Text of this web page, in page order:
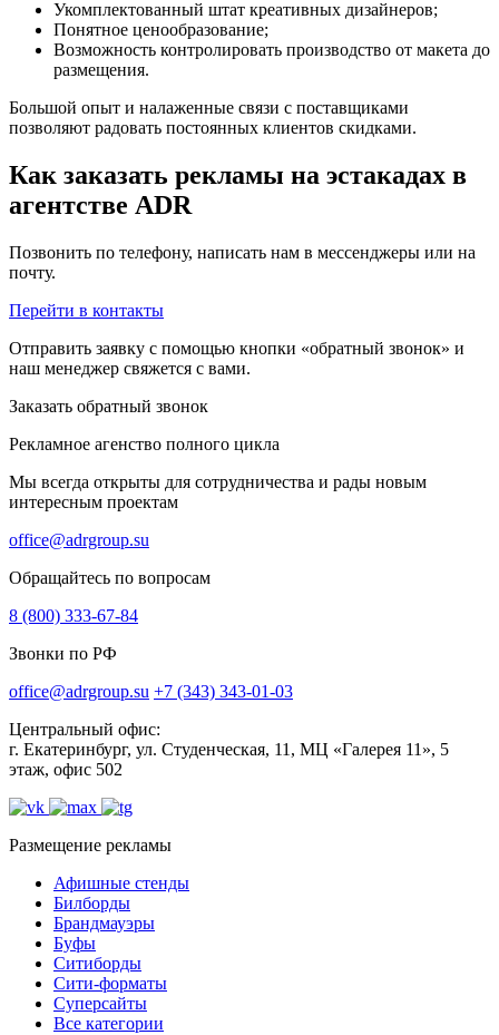
Укомплектованный штат креативных дизайнеров;
Понятное ценообразование;
Возможность контролировать производство от макета до
размещения.
Большой опыт и налаженные связи с поставщиками
позволяют радовать постоянных клиентов скидками.
Как заказать рекламы на эстакадах в
агентстве ADR
Позвонить по телефону, написать нам в мессенджеры или на
почту.
Перейти в контакты
Отправить заявку с помощью кнопки «обратный звонок» и
наш менеджер свяжется с вами.
Заказать обратный звонок
Рекламное агенство полного цикла
Мы всегда открыты для сотрудничества и рады новым
интересным проектам
office@adrgroup.su
Обращайтесь по вопросам
8 (800) 333-67-84
Звонки по РФ
office@adrgroup.su +7 (343) 343-01-03
Центральный офис:
г. Екатеринбург, ул. Студенческая, 11, МЦ «Галерея 11», 5
этаж, офис 502
Размещение рекламы
Афишные стенды
Билборды
Брандмауэры
Буфы
Ситиборды
Сити-форматы
Суперсайты
Все категории